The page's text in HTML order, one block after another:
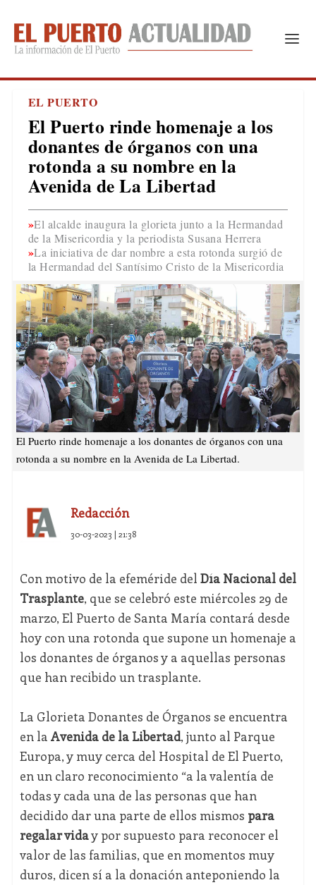
EL PUERTO
El Puerto rinde homenaje a los
donantes de órganos con una
rotonda a su nombre en la
Avenida de La Libertad
El alcalde inaugura la glorieta junto a la Hermandad
de la Misericordia y la periodista Susana Herrera
La iniciativa de dar nombre a esta rotonda surgió de
la Hermandad del Santísimo Cristo de la Misericordia
El Puerto rinde homenaje a los donantes de órganos con una
rotonda a su nombre en la Avenida de La Libertad.
Redacción
30-03-2023 | 21:38
Con motivo de la efeméride del Día Nacional del
Trasplante, que se celebró este miércoles 29 de
marzo, El Puerto de Santa María contará desde
hoy con una rotonda que supone un homenaje a
los donantes de órganos y a aquellas personas
que han recibido un trasplante.
La Glorieta Donantes de Órganos se encuentra
en la Avenida de la Libertad, junto al Parque
Europa, y muy cerca del Hospital de El Puerto,
en un claro reconocimiento “a la valentía de
todas y cada una de las personas que han
decidido dar una parte de ellos mismos para
regalar viday por supuesto para reconocer el
valor de las familias, que en momentos muy
duros, dicen sí a la donación anteponiendo la